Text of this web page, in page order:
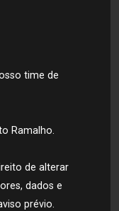
time de
Ramalho.
de alterar
dados e
prévio.